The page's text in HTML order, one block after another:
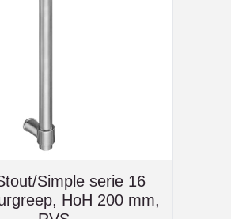
Simple serie 16
HoH 200 mm,